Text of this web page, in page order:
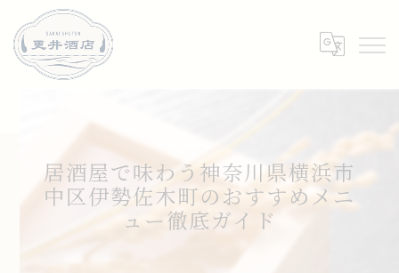
居酒屋で味わう神奈川県横浜市
中区伊勢佐木町のおすすめメニ
ュー徹底ガイド